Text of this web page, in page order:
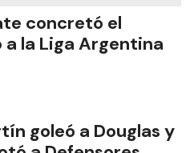
concretó el
la Liga Argentina